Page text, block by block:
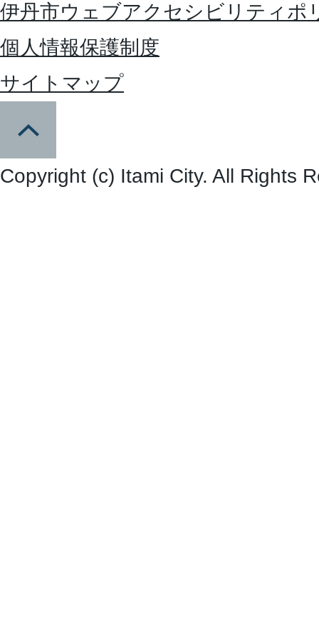
伊丹市ウェブアクセシビリティポ
個人情報保護制度
サイトマップ
Copyright (c) Itami City. All Rights